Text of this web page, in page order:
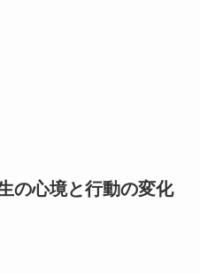
の心境と行動の変化